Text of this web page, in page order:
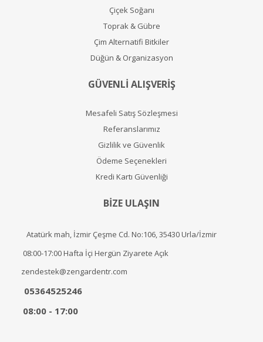
Çiçek Soğanı
Toprak & Gübre
Çim Alternatifi Bitkiler
Düğün & Organizasyon
GÜVENLİ ALIŞVERİŞ
Mesafeli Satış Sözleşmesi
Referanslarımız
Gizlilik ve Güvenlik
Ödeme Seçenekleri
Kredi Kartı Güvenliği
BİZE ULAŞIN
Atatürk mah, İzmir Çeşme Cd. No:106, 35430 Urla/İzmir
08:00-17:00 Hafta İçi Hergün Ziyarete Açık
zendestek@zengardentr.com
05364525246
08:00 - 17:00